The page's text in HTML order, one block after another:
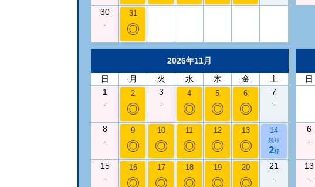
30
-
31
◎
2026年11月
日
月 火 水 木 金
土
1
-
2
◎
3
-
4
◎
5
◎
6
◎
7
-
8
-
9
◎
10
◎
11
◎
12
◎
13
◎
14
残り
2枠
15
-
16
◎
17
◎
18
◎
19
◎
20
◎
21
-
日
6
-
13
-